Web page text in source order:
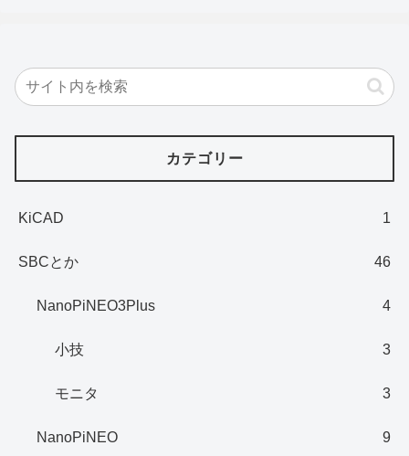
カテゴリー
KiCAD 1
SBCとか 46
NanoPiNEO3Plus 4
小技 3
モニタ 3
NanoPiNEO 9